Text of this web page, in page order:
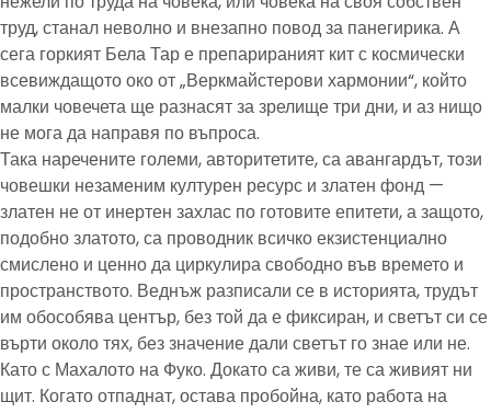
труд, станал неволно и внезапно повод за панегирика. А
сега горкият Бела Тар е препарираният кит с космически
всевиждащото око от „Веркмайстерови хармонии“, който
малки човечета ще разнасят за зрелище три дни, и аз нищо
не мога да направя по въпроса.
Така наречените големи, авторитетите, са авангардът, този
човешки незаменим културен ресурс и златен фонд —
златен не от инертен захлас по готовите епитети, а защото,
подобно златото, са проводник всичко екзистенциално
смислено и ценно да циркулира свободно във времето и
пространството. Веднъж разписали се в историята, трудът
им обособява център, без той да е фиксиран, и светът си се
върти около тях, без значение дали светът го знае или не.
Като с Махалото на Фуко. Докато са живи, те са живият ни
щит. Когато отпаднат, остава пробойна, като работа на